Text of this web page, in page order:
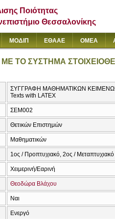
Ποιότητας
Θεσσαλονίκης
ΜΟΔΙΠ ΕΘΑΑΕ ΟΜΕΑ
ΤΟ ΣΥΣΤΗΜΑ
ΣΥΓΓΡΑΦΗ ΜΑΘΗΜΑΤΙΚΩΝ ΚΕΙΜΕΝΩΝ
Texts with LATEX
ΣΕΜ002
Θετικών Επιστημών
Μαθηματικών
1ος / Προπτυχιακό, 2ος / Μεταπτυχιακό
Χειμερινή/Εαρινή
Θεοδώρα Βλάχου
Ναι
Ενεργό